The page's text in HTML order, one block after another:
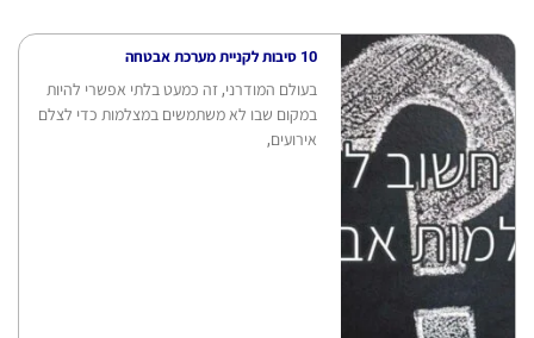
10 סיבות לקניית מערכת אבטחה
בעולם המודרני, זה כמעט בלתי אפשרי להיות
במקום שבו לא משתמשים במצלמות כדי לצלם
אירועים,